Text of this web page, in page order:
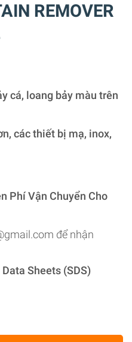
REMOVER
cá, loang bảy màu trên
các thiết bị mạ, inox,
Phí Vận Chuyển Cho
để nhận
Sheets (SDS)